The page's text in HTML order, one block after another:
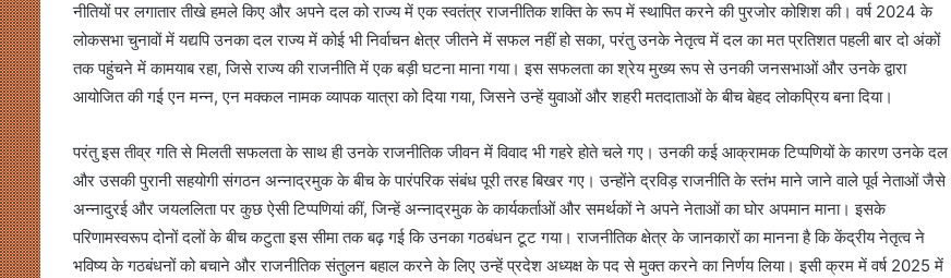
नीतियों पर लगातार तीखे हमले किए और अपने दल को राज्य में एक स्वतंत्र राजनीतिक शक्ति के रूप में स्थापित करने की पुरजोर कोशिश की। वर्ष 2024 के
लोकसभा चुनावों में यद्यपि उनका दल राज्य में कोई भी निर्वाचन क्षेत्र जीतने में सफल नहीं हो सका, परंतु उनके नेतृत्व में दल का मत प्रतिशत पहली बार दो अंकों
तक पहुंचने में कामयाब रहा, जिसे राज्य की राजनीति में एक बड़ी घटना माना गया। इस सफलता का श्रेय मुख्य रूप से उनकी जनसभाओं और उनके द्वारा
आयोजित की गई एन मन्न, एन मक्कल नामक व्यापक यात्रा को दिया गया, जिसने उन्हें युवाओं और शहरी मतदाताओं के बीच बेहद लोकप्रिय बना दिया।
परंतु इस तीव्र गति से मिलती सफलता के साथ ही उनके राजनीतिक जीवन में विवाद भी गहरे होते चले गए। उनकी कई आक्रामक टिप्पणियों के कारण उनके दल
और उसकी पुरानी सहयोगी संगठन अन्नाद्रमुक के बीच के पारंपरिक संबंध पूरी तरह बिखर गए। उन्होंने द्रविड़ राजनीति के स्तंभ माने जाने वाले पूर्व नेताओं जैसे
अन्नादुरई और जयललिता पर कुछ ऐसी टिप्पणियां कीं, जिन्हें अन्नाद्रमुक के कार्यकर्ताओं और समर्थकों ने अपने नेताओं का घोर अपमान माना। इसके
परिणामस्वरूप दोनों दलों के बीच कटुता इस सीमा तक बढ़ गई कि उनका गठबंधन टूट गया। राजनीतिक क्षेत्र के जानकारों का मानना है कि केंद्रीय नेतृत्व ने
भविष्य के गठबंधनों को बचाने और राजनीतिक संतुलन बहाल करने के लिए उन्हें प्रदेश अध्यक्ष के पद से मुक्त करने का निर्णय लिया। इसी क्रम में वर्ष 2025 में